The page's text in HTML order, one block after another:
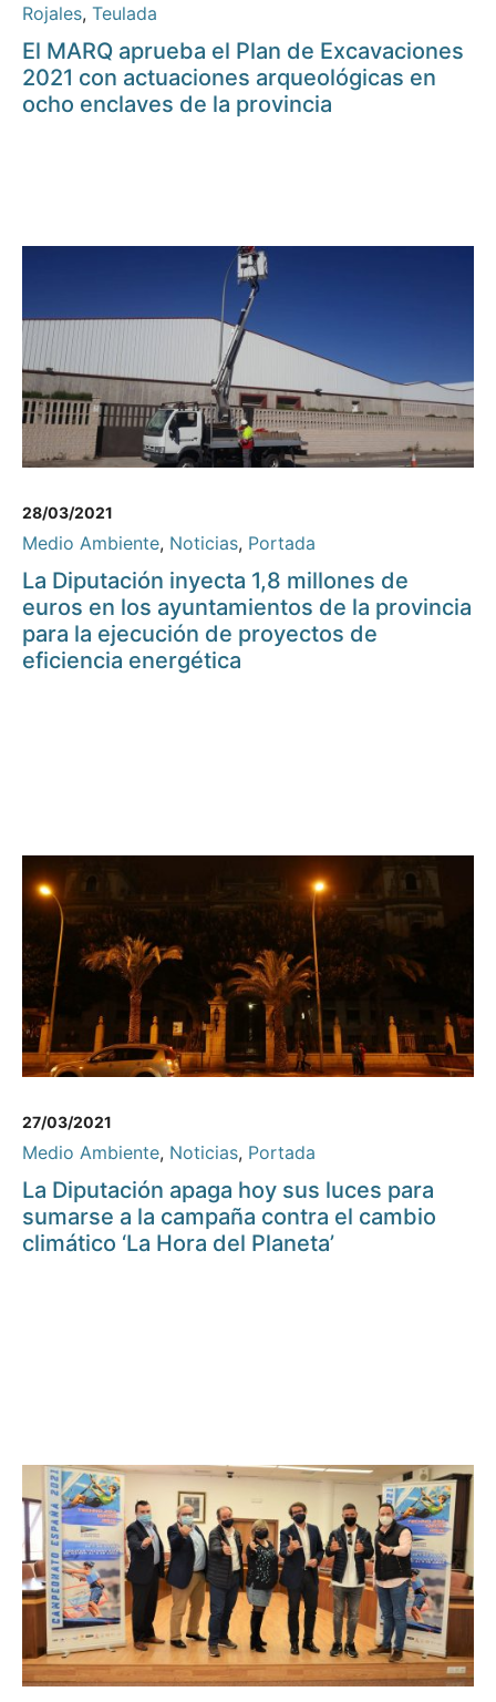
Rojales, Teulada
El MARQ aprueba el Plan de Excavaciones
2021 con actuaciones arqueológicas en
ocho enclaves de la provincia
28/03/2021
Medio Ambiente, Noticias, Portada
La Diputación inyecta 1,8 millones de
euros en los ayuntamientos de la provincia
para la ejecución de proyectos de
eficiencia energética
27/03/2021
Medio Ambiente, Noticias, Portada
La Diputación apaga hoy sus luces para
sumarse a la campaña contra el cambio
climático ‘La Hora del Planeta’